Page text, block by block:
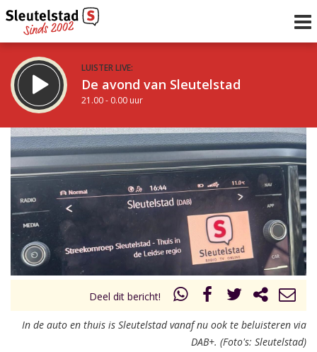
LUISTER LIVE:
De avond van Sleutelstad
21.00 - 0.00 uur
STRAKS:
De nacht van Sleutelstad
0.00 - 6.00 uur
Vorig uur
uur 1 van 0 Volgend uur
Deel dit bericht!
In de auto en thuis is Sleutelstad vanaf nu ook te beluisteren via
DAB+. (Foto's: Sleutelstad)